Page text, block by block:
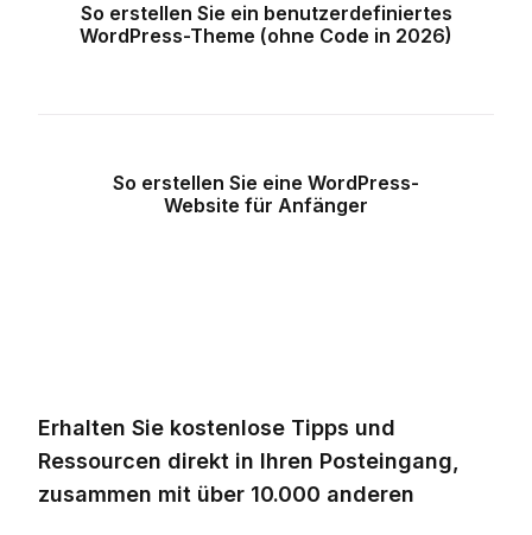
So erstellen Sie ein benutzerdefiniertes
WordPress-Theme (ohne Code in 2026)
So erstellen Sie eine WordPress-
Website für Anfänger
Erhalten Sie kostenlose Tipps und
Ressourcen direkt in Ihren Posteingang,
zusammen mit über 10.000 anderen